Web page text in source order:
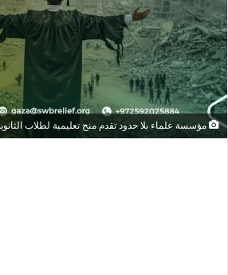
مؤسسة علماء بلا حدود تقدم منح تعليمية لطلاب